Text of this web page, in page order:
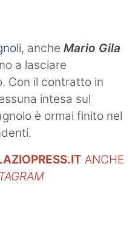
, anche Mario Gila
a lasciare
Con il contratto in
intesa sul
è ormai finito nel
ANCHE